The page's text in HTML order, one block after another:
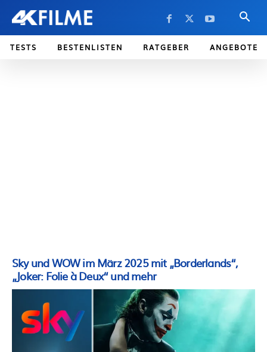
TESTS BESTENLISTEN RATGEBER ANGEBOTE
Sky und WOW im März 2025 mit „Borderlands“,
„Joker: Folie à Deux“ und mehr